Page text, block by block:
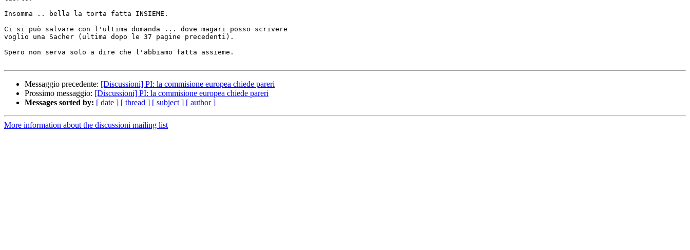
Insomma .. bella la torta fatta INSIEME.
Ci si può salvare con l'ultima domanda ... dove magari posso scrivere
voglio una Sacher (ultima dopo le 37 pagine precedenti).
Spero non serva solo a dire che l'abbiamo fatta assieme.
Messaggio precedente: [Discussioni] PI: la commisione europea chiede pareri
Prossimo messaggio: [Discussioni] PI: la commisione europea chiede pareri
Messages sorted by: [ date ] [ thread ] [ subject ] [ author ]
More information about the discussioni mailing list